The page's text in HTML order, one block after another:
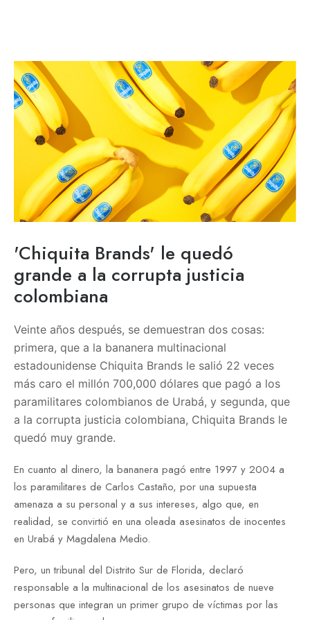
'Chiquita Brands' le quedó
grande a la corrupta justicia
colombiana
Veinte años después, se demuestran dos cosas:
primera, que a la bananera multinacional
estadounidense Chiquita Brands le salió 22 veces
más caro el millón 700,000 dólares que pagó a los
paramilitares colombianos de Urabá, y segunda, que
a la corrupta justicia colombiana, Chiquita Brands le
quedó muy grande.
En cuanto al dinero, la bananera pagó entre 1997 y 2004 a
los paramilitares de Carlos Castaño, por una supuesta
amenaza a su personal y a sus intereses, algo que, en
realidad, se convirtió en una oleada asesinatos de inocentes
en Urabá y Magdalena Medio.
Pero, un tribunal del Distrito Sur de Florida, declaró
responsable a la multinacional de los asesinatos de nueve
personas que integran un primer grupo de víctimas por las